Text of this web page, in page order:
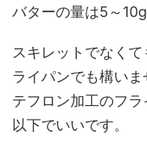
バターの量は5～10g
スキレットでなく
ライパンでも構いま
テフロン加工のフ
以下でいいです。